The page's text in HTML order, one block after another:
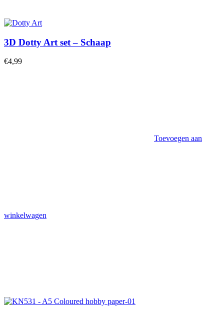
3D Dotty Art set – Schaap
€4,99
Toevoegen aan
winkelwagen